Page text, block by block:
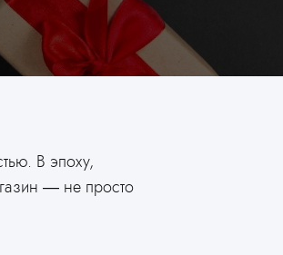
В эпоху,
— не просто